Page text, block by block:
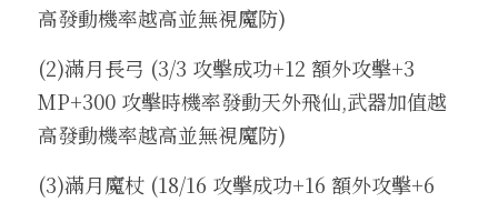
高發動機率越高並無視魔防)
(2)滿月長弓 (3/3 攻擊成功+12 額外攻擊+3
MP+300 攻擊時機率發動天外飛仙,武器加值越
高發動機率越高並無視魔防)
(3)滿月魔杖 (18/16 攻擊成功+16 額外攻擊+6